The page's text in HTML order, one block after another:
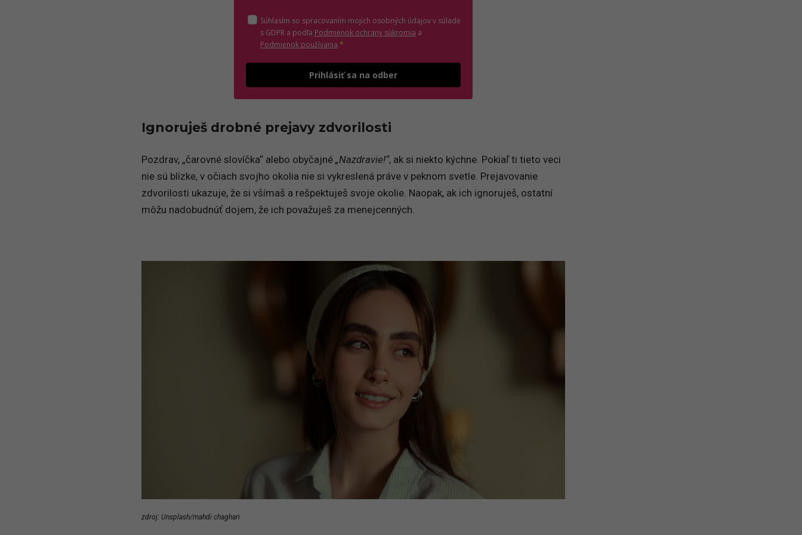
Súhlasím so spracovaním mojich osobných údajov v súlade
s GDPR a podľa Podmienok ochrany súkromia (otvorí sa v novom okne)
a
Podmienok používania(otvorí sa v novom okne)
.*
Prihlásiť sa na odber
Ignoruješ drobné prejavy zdvorilosti
Pozdrav, „čarovné slovíčka“ alebo obyčajné „Nazdravie!“, ak si niekto kýchne. Pokiaľ ti tieto veci
nie sú blízke, v očiach svojho okolia nie si vykreslená práve v peknom svetle. Prejavovanie
zdvorilosti ukazuje, že si všímaš a rešpektuješ svoje okolie. Naopak, ak ich ignoruješ, ostatní
môžu nadobudnúť dojem, že ich považuješ za menejcenných.
zdroj: Unsplash/mahdi chaghari